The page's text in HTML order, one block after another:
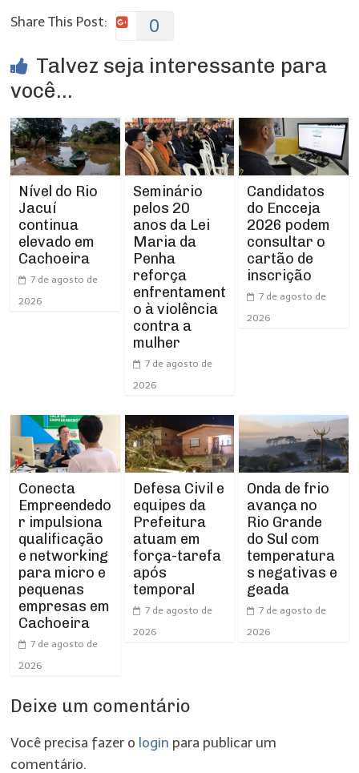
Share This Post: 0
Talvez seja interessante para
você...
Nível do Rio
Jacuí
continua
elevado em
Cachoeira
7 de agosto de
2026
Seminário
pelos 20
anos da Lei
Maria da
Penha
reforça
enfrentament
o à violência
contra a
mulher
7 de agosto de
2026
Candidatos
do Encceja
2026 podem
consultar o
cartão de
inscrição
7 de agosto de
2026
Conecta
Empreendedo
r impulsiona
qualificação
e networking
para micro e
pequenas
empresas em
Cachoeira
7 de agosto de
2026
Defesa Civil e
equipes da
Prefeitura
atuam em
força-tarefa
após
temporal
7 de agosto de
2026
Onda de frio
avança no
Rio Grande
do Sul com
temperatura
s negativas e
geada
7 de agosto de
2026
Deixe um comentário
Você precisa fazer o login para publicar um
comentário.